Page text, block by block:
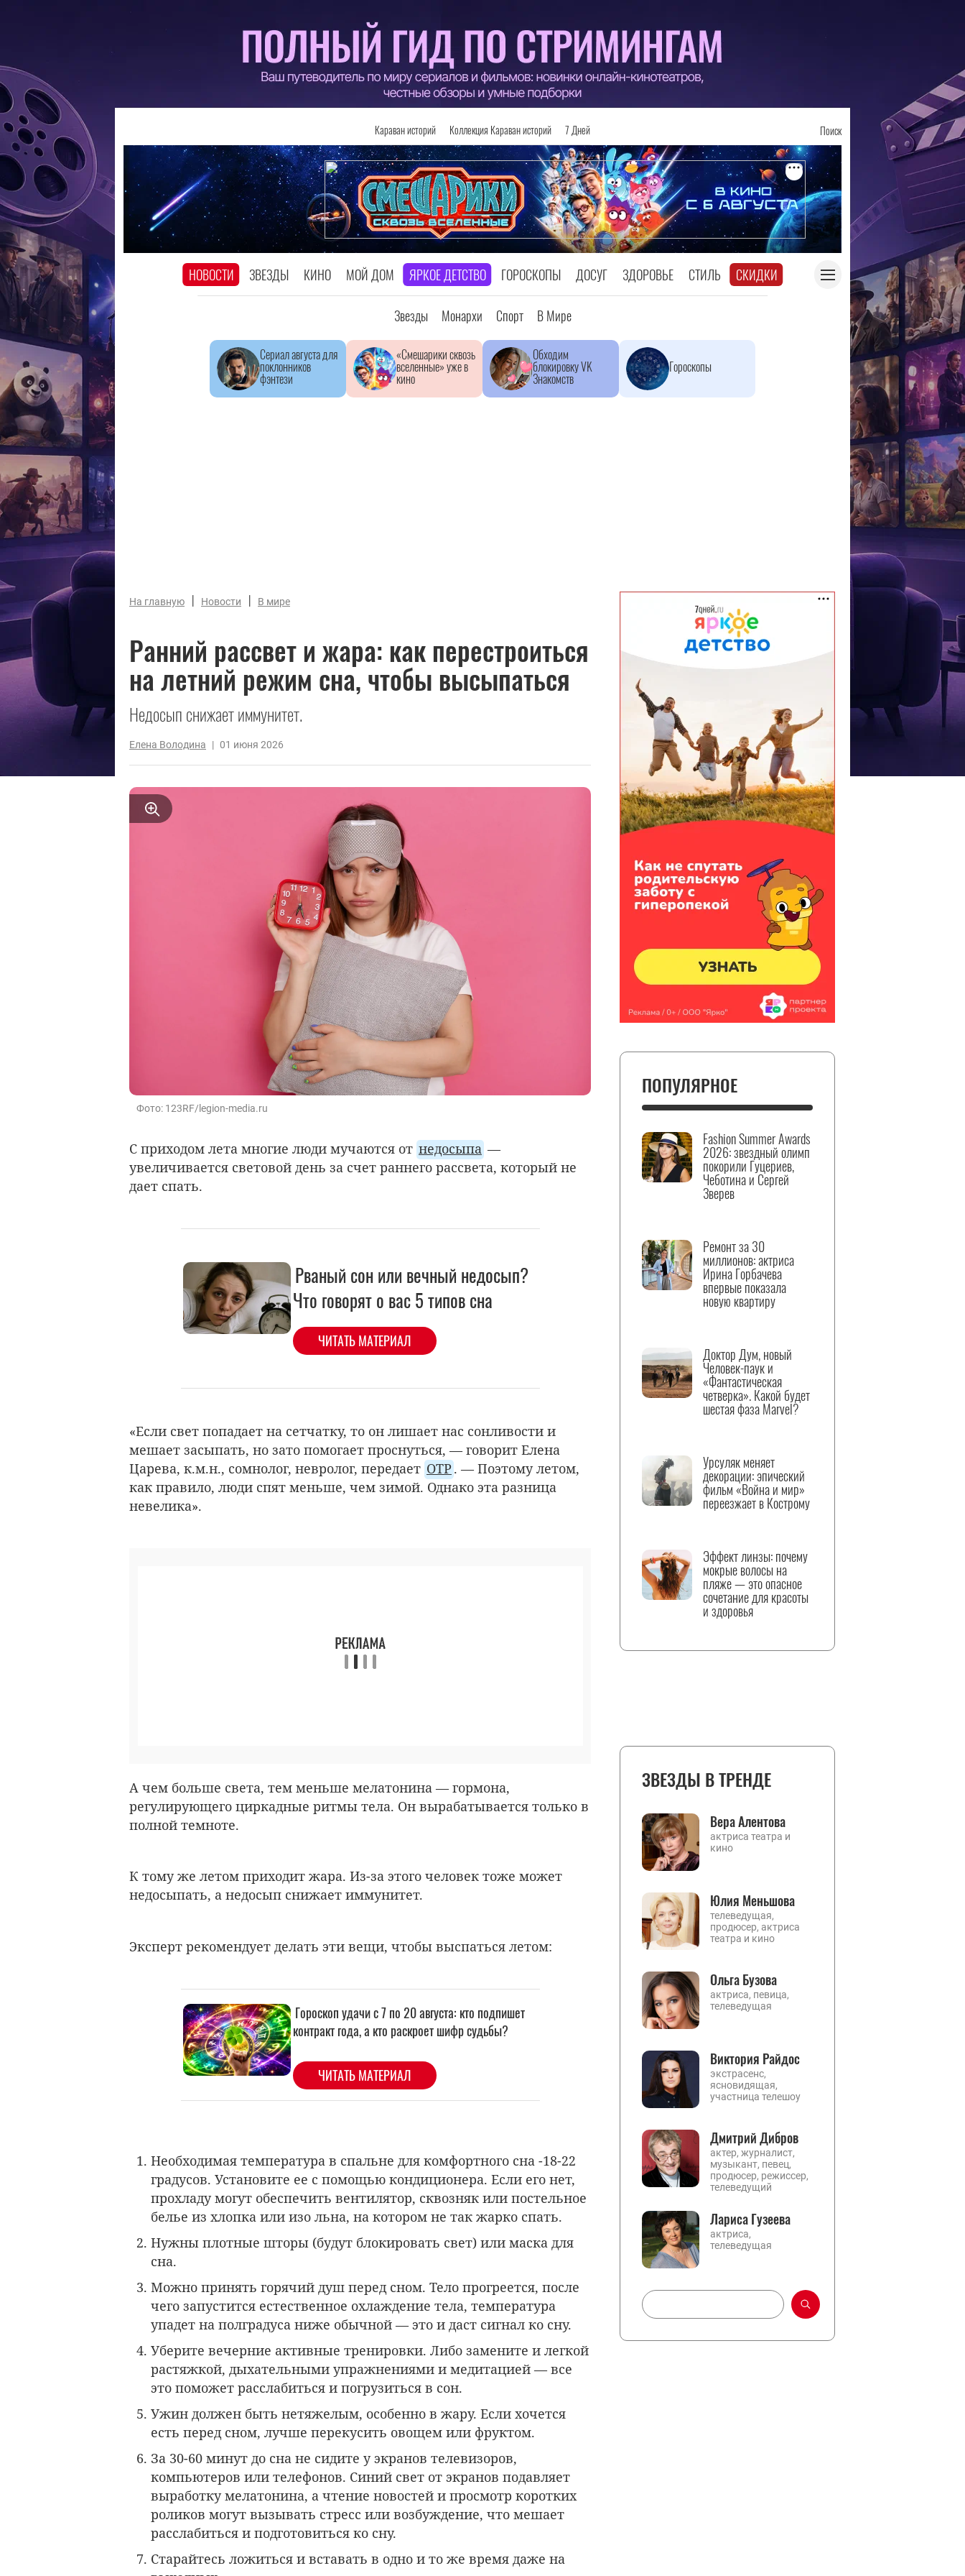
Караван историй Коллекция Караван историй 7 Дней Поиск
НОВОСТИ ЗВЕЗДЫ КИНО МОЙ ДОМ ЯРКОЕ ДЕТСТВО ГОРОСКОПЫ ДОСУГ ЗДОРОВЬЕ СТИЛЬ СКИДКИ
Звезды Монархи Спорт В Мире
Сериал августа для
поклонников
фэнтези
«Смешарики сквозь
вселенные» уже в
кино
Обходим
блокировку VK
Знакомств
Гороскопы
На главную | Новости | В мире
Ранний рассвет и жара: как перестроиться
на летний режим сна, чтобы высыпаться
Недосып снижает иммунитет.
Елена Володина | 01 июня 2026
Фото: 123RF/legion-media.ru
С приходом лета многие люди мучаются от недосыпа —
увеличивается световой день за счет раннего рассвета, который не
дает спать.
Рваный сон или вечный недосып?
Что говорят о вас 5 типов сна
ЧИТАТЬ МАТЕРИАЛ
«Если свет попадает на сетчатку, то он лишает нас сонливости и
мешает засыпать, но зато помогает проснуться, — говорит Елена
Царева, к.м.н., сомнолог, невролог, передает ОТР. — Поэтому летом,
как правило, люди спят меньше, чем зимой. Однако эта разница
невелика».
А чем больше света, тем меньше мелатонина — гормона,
регулирующего циркадные ритмы тела. Он вырабатывается только в
полной темноте.
К тому же летом приходит жара. Из-за этого человек тоже может
недосыпать, а недосып снижает иммунитет.
Эксперт рекомендует делать эти вещи, чтобы выспаться летом:
Необходимая температура в спальне для комфортного сна -18-22
градусов. Установите ее с помощью кондиционера. Если его нет,
прохладу могут обеспечить вентилятор, сквозняк или постельное
белье из хлопка или изо льна, на котором не так жарко спать.
Нужны плотные шторы (будут блокировать свет) или маска для
сна.
Можно принять горячий душ перед сном. Тело прогреется, после
чего запустится естественное охлаждение тела, температура
упадет на полградуса ниже обычной — это и даст сигнал ко сну.
Уберите вечерние активные тренировки. Либо замените и легкой
растяжкой, дыхательными упражнениями и медитацией — все
это поможет расслабиться и погрузиться в сон.
Ужин должен быть нетяжелым, особенно в жару. Если хочется
есть перед сном, лучше перекусить овощем или фруктом.
За 30-60 минут до сна не сидите у экранов телевизоров,
компьютеров или телефонов. Синий свет от экранов подавляет
выработку мелатонина, а чтение новостей и просмотр коротких
роликов могут вызывать стресс или возбуждение, что мешает
расслабиться и подготовиться ко сну.
Старайтесь ложиться и вставать в одно и то же время даже на
ПОПУЛЯРНОЕ
Fashion Summer Awards
2026: звездный олимп
покорили Гуцериев,
Чеботина и Сергей
Зверев
Ремонт за 30
миллионов: актриса
Ирина Горбачева
впервые показала
новую квартиру
Доктор Дум, новый
Человек-паук и
«Фантастическая
четверка». Какой будет
шестая фаза Marvel?
Урсуляк меняет
декорации: эпический
фильм «Война и мир»
переезжает в Кострому
Эффект линзы: почему
мокрые волосы на
пляже — это опасное
сочетание для красоты
и здоровья
ЗВЕЗДЫ В ТРЕНДЕ
Вера Алентова
актриса театра и
кино
Юлия Меньшова
телеведущая,
продюсер, актриса
театра и кино
Ольга Бузова
актриса, певица,
телеведущая
Виктория Райдос
экстрасенс,
ясновидящая,
участница телешоу
Дмитрий Дибров
актер, журналист,
музыкант, певец,
продюсер, режиссер,
телеведущий
Лариса Гузеева
актриса,
телеведущая